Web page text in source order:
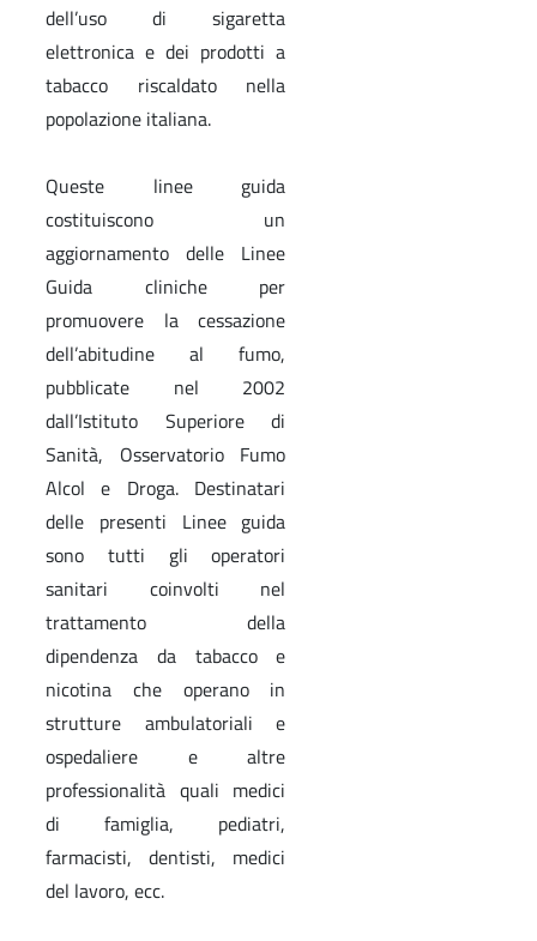
dell’uso di sigaretta
elettronica e dei prodotti a
tabacco riscaldato nella
popolazione italiana.
Queste linee guida
costituiscono un
aggiornamento delle Linee
Guida cliniche per
promuovere la cessazione
dell’abitudine al fumo,
pubblicate nel 2002
dall’Istituto Superiore di
Sanità, Osservatorio Fumo
Alcol e Droga. Destinatari
delle presenti Linee guida
sono tutti gli operatori
sanitari coinvolti nel
trattamento della
dipendenza da tabacco e
nicotina che operano in
strutture ambulatoriali e
ospedaliere e altre
professionalità quali medici
di famiglia, pediatri,
farmacisti, dentisti, medici
del lavoro, ecc.